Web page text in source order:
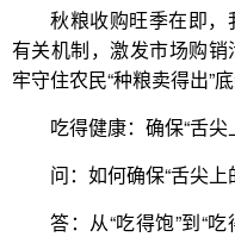
秋粮收购旺季在即
有关机制，激发市场购
牢守住农民“种粮卖得出”底
吃得健康：确保“舌尖
问：如何确保“舌尖上
答：从“吃得饱”到“